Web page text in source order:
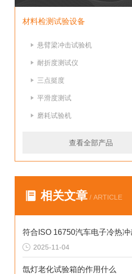
材料检测试验设备
悬臂梁冲击试验机
耐折度测试仪
三点挺度
平滑度测试
磨耗试验机
查看全部产品
相关文章 / ARTICLE
2025-11-04
氙灯老化试验箱的作用什么